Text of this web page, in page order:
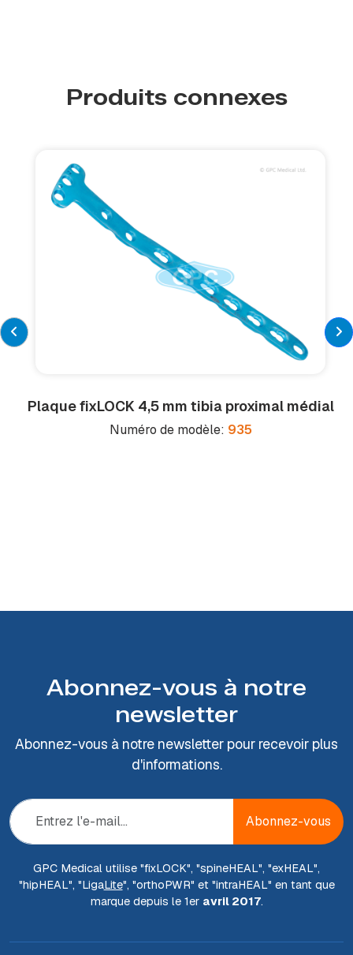
Produits connexes
Plaque fixLOCK4,5 mm tibia proximal médial
Numéro de modèle: 935
Abonnez-vous à notre
newsletter
Abonnez-vous à notre newsletter pour recevoir plus
d'informations.
Abonnez-vous
GPC Medical utilise "fixLOCK", "spineHEAL", "exHEAL",
"hipHEAL", "LigaLite", "orthoPWR" et "intraHEAL" en tant que
marque depuis le 1er avril 2017.